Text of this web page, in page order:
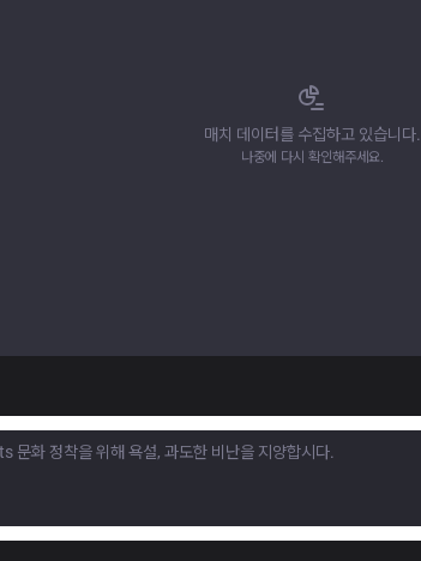
매치 데이터를 수집하고 있습니다.
나중에 다시 확인해주세요.